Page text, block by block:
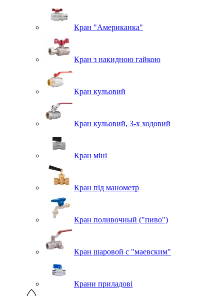
Кран "Американка"
Кран з накидною гайкою
Кран кульовий
Кран кульовий, 3-х ходовий
Кран міні
Кран під манометр
Кран поливочный ("пиво")
Кран шаровой с "маевским"
Крани приладові